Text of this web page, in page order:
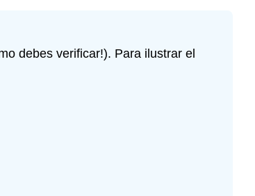
debes verificar!). Para ilustrar el